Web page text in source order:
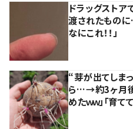
ドラッグスト
渡されたものに
なにこれ！！」
“芽が出てしま
ら…→約3ヶ月後
めたｗｗ」「育て